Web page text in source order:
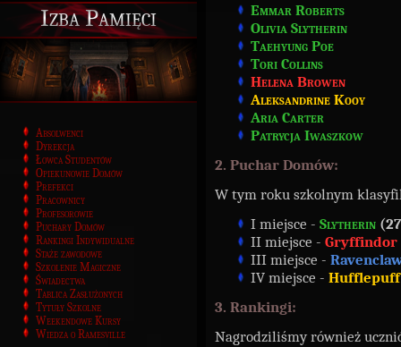
Izba Pamięci
Absolwenci
Dyrekcja
Łowca Studentów
Opiekunowie Domów
Prefekci
Pracownicy
Profesorowie
Puchary Domów
Rankingi Indywidualne
Staże zawodowe
Szkolenie Magiczne
Świadectwa
Tablica Zasłużonych
Tytuły Szkolne
Weekendowe Kursy
Wiedza o Ramesville
Emmar Roberts
Olivia Slytherin
Taehyung Poe
Tori Collins
Helena Browen
Aleksandrine Kooy
Aria Carter
Patrycja Iwaszkow
2. Puchar Domów:
W tym roku szkolnym
I miejsce - Slytherin
II miejsce - Gryffindor
III miejsce -
IV miejsce -
3. Rankingi:
Nagrodziliśmy również